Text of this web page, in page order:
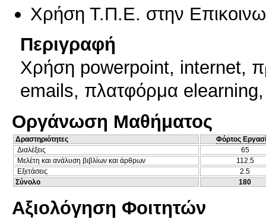
Χρήση Τ.Π.Ε. στην
Περιγραφή
Χρήση powerpoint, internet,
emails, πλατφόρμα
Οργάνωση Μαθήματος
Δραστηριότητες
Φόρτος
Διαλέξεις
65
Μελέτη και ανάλυση βιβλίων και άρθρων
112.5
Εξετάσεις
2.5
Σύνολο
180
Αξιολόγηση Φοιτητών